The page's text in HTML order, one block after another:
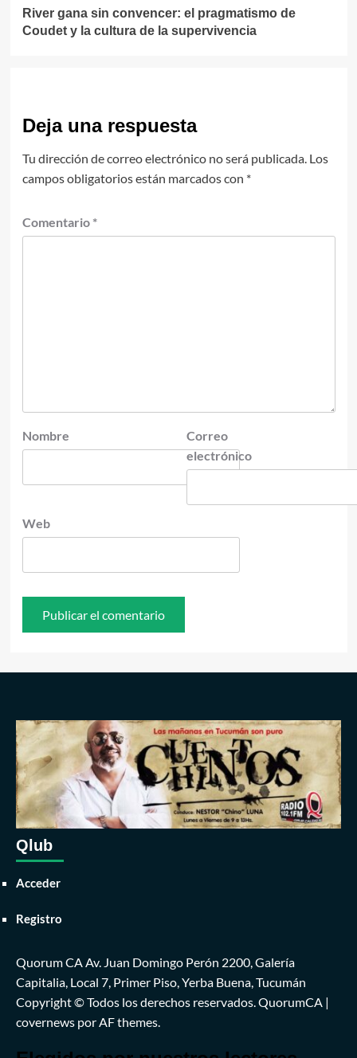
River gana sin convencer: el pragmatismo de
Coudet y la cultura de la supervivencia
Deja una respuesta
Tu dirección de correo electrónico no será publicada. Los
campos obligatorios están marcados con *
Comentario *
Nombre
Correo
electrónico
Web
Qlub
Acceder
Registro
Quorum CA Av. Juan Domingo Perón 2200, Galería
Capitalia, Local 7, Primer Piso, Yerba Buena, Tucumán
Copyright © Todos los derechos reservados. QuorumCA |
covernews por AF themes.